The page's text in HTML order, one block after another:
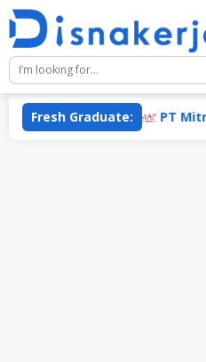
Skip
content
Fresh Graduate: PT Mitra